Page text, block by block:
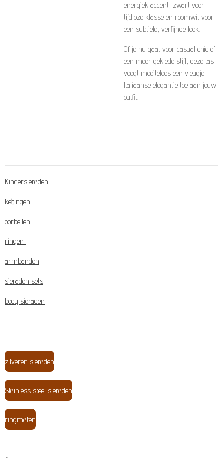
energiek accent, zwart voor
tijdloze klasse en roomwit voor
een subtiele, verfijnde look.
Of je nu gaat voor casual chic of
een meer geklede stijl, deze tas
voegt moeiteloos een vleugje
Italiaanse elegantie toe aan jouw
outfit.
Kindersieraden
kettingen
oorbellen
ringen
armbanden
sieraden sets
body sieraden
zilveren sieraden
Stainless steel sieraden
ringmaten